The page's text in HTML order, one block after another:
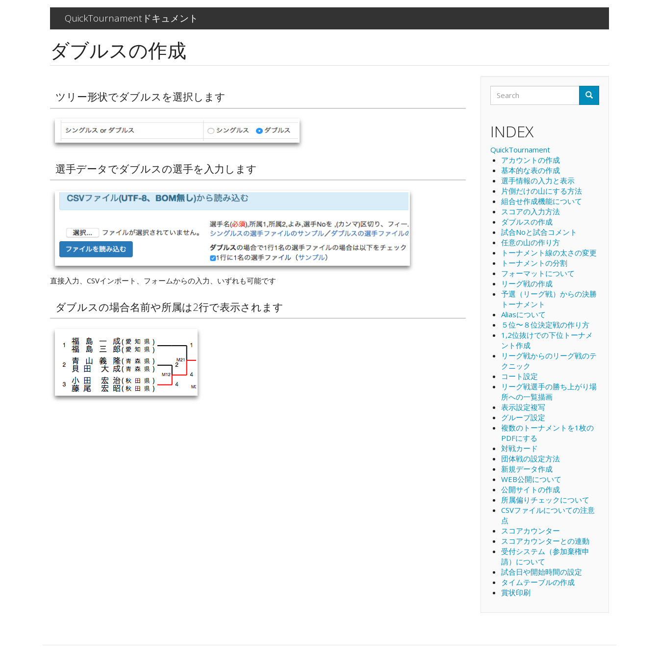
QuickTournamentドキュメント
ダブルスの作成
ツリー形状でダブルスを選択します
選手データでダブルスの選手を入力します
直接入力、CSVインポート、フォームからの入力、いずれも可能です
ダブルスの場合名前や所属は2行で表示されます
Search
Search
Search
INDEX
QuickTournament
アカウントの作成
基本的な表の作成
選手情報の入力と表示
片側だけの山にする方法
組合せ作成機能について
スコアの入力方法
ダブルスの作成
試合Noと試合コメント
任意の山の作り方
トーナメント線の太さの変更
トーナメントの分割
フォーマットについて
リーグ戦の作成
予選（リーグ戦）からの決勝
トーナメント
Aliasについて
５位〜８位決定戦の作り方
1,2位抜けでの下位トーナメ
ント作成
リーグ戦からのリーグ戦のテ
クニック
コート設定
リーグ戦選手の勝ち上がり場
所への一覧描画
表示設定複写
グループ設定
複数のトーナメントを1枚の
PDFにする
対戦カード
団体戦の設定方法
新規データ作成
WEB公開について
公開サイトの作成
所属偏りチェックについて
CSVファイルについての注意
点
スコアカウンター
スコアカウンターとの連動
受付システム（参加棄権申
請）について
試合日や開始時間の設定
タイムテーブルの作成
賞状印刷